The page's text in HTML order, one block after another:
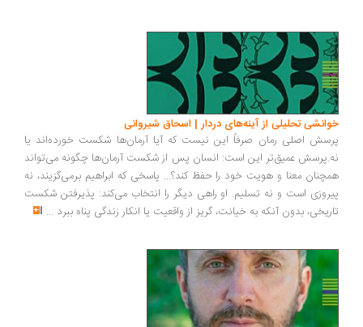
تحلیلی از آینه‌های دردار | اسحاق شیروانی
اصلی رمان صرفاً این نیست که آیا آرمان‌ها شکست خورده‌اند یا
عمیق‌تر این است: انسان پس از شکست آرمان‌ها چگونه می‌تواند
معنا و هویت خود را حفظ کند؟... پاسخی که ابراهیم برمی‌گزیند، نه
است و نه تسلیم. او راهی دیگر را انتخاب می‌کند: پذیرفتن شکست
بدون آنکه به خیانت، گریز از واقعیت یا انکار زندگی پناه ببرد...